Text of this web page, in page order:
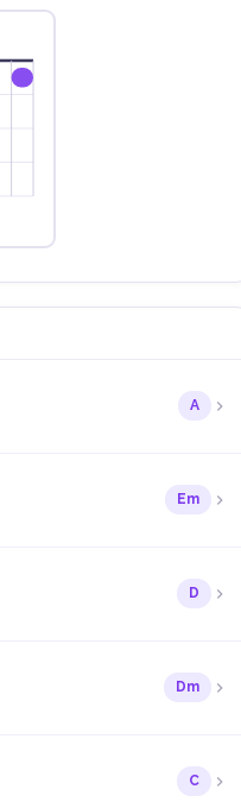
A
Em
D
Dm
C